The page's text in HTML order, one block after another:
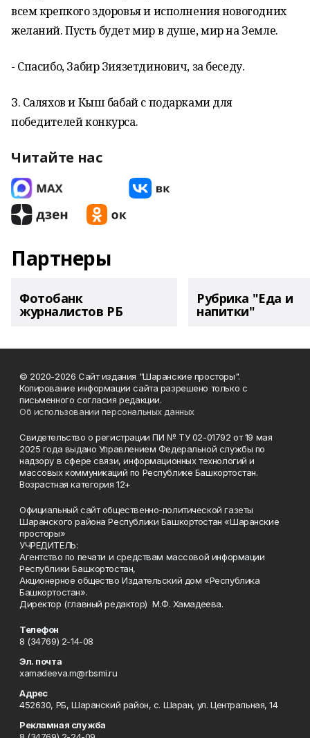
всем крепкого здоровья и исполнения новогодних
желаний. Пусть будет мир в душе, мир на Земле.
- Спасибо, Забир Зиязетдинович, за беседу.
З. Саляхов и Кыш бабай с подарками для
победителей конкурса.
Читайте нас
Партнеры
Фотобанк
журналистов РБ
Рубрика "Еда и
напитки"
© 2020-2026 Сайт издания "Шаранские просторы".
Копирование информации сайта разрешено только с
письменного согласия редакции.
Об использовании персональных данных
Свидетельство о регистрации ПИ № ТУ 02-01792 от 19 мая
2025 года выдано Управлением Федеральной службы по
надзору в сфере связи, информационных технологий и
массовых коммуникаций по Республике Башкортостан.
Возрастная категория 12+
Официальный сайт общественно-политической газеты
Шаранского района Республики Башкортостан «Шаранские
просторы»
УЧРЕДИТЕЛЬ:
Агентство по печати и средствам массовой информации
Республики Башкортостан,
Акционерное общество Издательский дом «Республика
Башкортостан».
Директор (главный редактор) М.Ф. Хамадеева.
Телефон
8 (34769) 2-14-08
Эл. почта
xamadeeva.m@rbsmi.ru
Адрес
452630, РБ, Шаранский район, с. Шаран, ул. Центральная, 14
Рекламная служба